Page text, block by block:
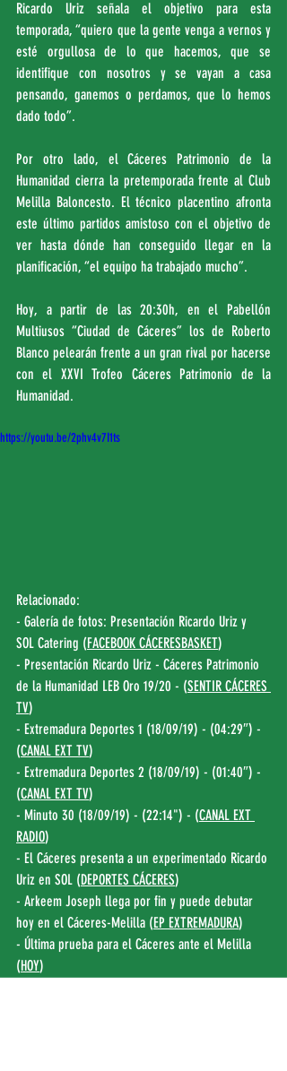
Ricardo Uriz señala el objetivo para esta
temporada, “quiero que la gente venga a vernos y
esté orgullosa de lo que hacemos, que se
identifique con nosotros y se vayan a casa
pensando, ganemos o perdamos, que lo hemos
dado todo”.
Por otro lado, el Cáceres Patrimonio de la
Humanidad cierra la pretemporada frente al Club
Melilla Baloncesto. El técnico placentino afronta
este último partidos amistoso con el objetivo de
ver hasta dónde han conseguido llegar en la
planificación, “el equipo ha trabajado mucho”.
Hoy, a partir de las 20:30h, en el Pabellón
Multiusos “Ciudad de Cáceres” los de Roberto
Blanco pelearán frente a un gran rival por hacerse
con el XXVI Trofeo Cáceres Patrimonio de la
Humanidad.
https://youtu.be/2phv4v7I1ts
Relacionado:
- Galería de fotos: Presentación Ricardo Uriz y
SOL Catering (FACEBOOK CÁCERESBASKET)
- Presentación Ricardo Uriz - Cáceres Patrimonio
de la Humanidad LEB Oro 19/20 - (SENTIR CÁCERES
TV)
- Extremadura Deportes 1 (18/09/19) - (04:29″) -
(CANAL EXT TV)
- Extremadura Deportes 2 (18/09/19) - (01:40″) -
(CANAL EXT TV)
- Minuto 30 (18/09/19) - (22:14") - (CANAL EXT
RADIO)
- El Cáceres presenta a un experimentado Ricardo
Uriz en SOL (DEPORTES CÁCERES)
- Arkeem Joseph llega por fin y puede debutar
hoy en el Cáceres-Melilla (EP EXTREMADURA)
- Última prueba para el Cáceres ante el Melilla
(HOY)